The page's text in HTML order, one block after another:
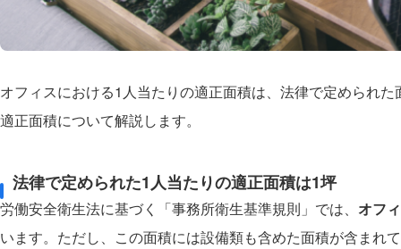
オフィスにおける1人当たりの適正面積は、法律で定められ
適正面積について解説します。
法律で定められた1人当たりの適正面積は1坪
労働安全衛生法に基づく「事務所衛生基準規則」では、 オフ
います。ただし、この面積には設備類も含めた面積が含まれ